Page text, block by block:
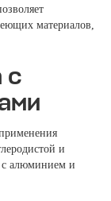
материалов,
с
и
алюминием и